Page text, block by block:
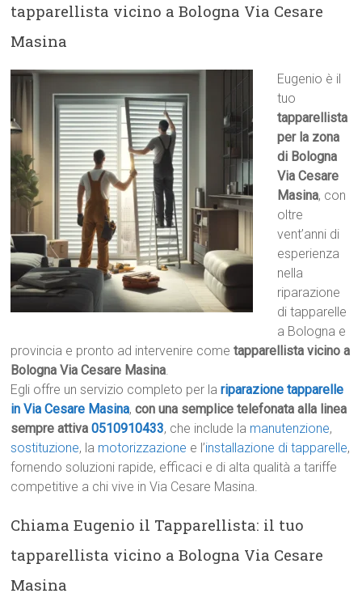
tapparellista vicino a Bologna Via Cesare
Masina
Eugenio è il
tuo
tapparellista
per la zona
di Bologna
Via Cesare
Masina, con
oltre
vent’anni di
esperienza
nella
riparazione
di tapparelle
a Bologna e
provincia e pronto ad intervenire cometapparellista vicino a
Bologna Via Cesare Masina.
Egli offre un servizio completo per lariparazione tapparelle
in Via Cesare Masina, con una semplice telefonata alla linea
sempre attiva0510910433, che include la manutenzione,
sostituzione, la motorizzazione e l’installazione di tapparelle,
fornendo soluzioni rapide, efficaci e di alta qualità a tariffe
competitive a chi vive in Via Cesare Masina.
Chiama Eugenio il Tapparellista: il tuo
tapparellista vicino a Bologna Via Cesare
Masina